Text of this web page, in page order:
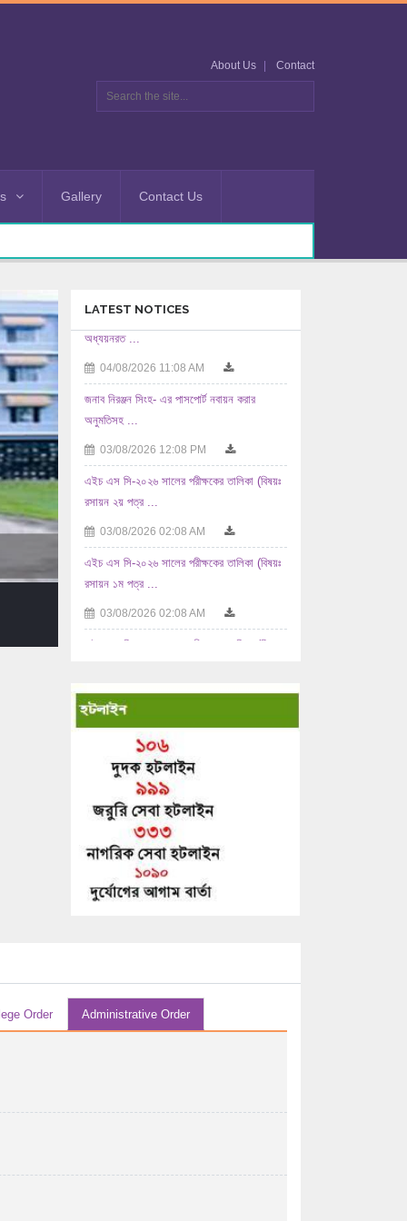
About Us Contact
Gallery Contact Us
LATEST NOTICES
অনুমতিসহ ...
03/08/2026 12:08 PM
রসায়ন ২য় পত্র ...
03/08/2026 02:08 AM
রসায়ন ১ম পত্র ...
03/08/2026 02:08 AM
...
যুক্তিবিদ্যা ...
02/08/2026 10:08 AM
এইচ এস সি-২০২৬ সালের পরীক্ষকের তালিকা (বিষয়ঃ
29/07/2026 04:07 AM
এইচ এস সি-২০২৬ সালের পরীক্ষকের তালিকা (বিষয়ঃ
29/07/2026 04:07 AM
এইচ এস সি-২০২৬ সালের পরীক্ষকের তালিকা (বিষয়ঃ
হিসাববিজ্ঞান ...
মূল্যায়নের পর ...
২০২৬ সালের এইচএসসি/সমমান পরীক্ষায় অংশগ্রহণ
Order Administrative Order